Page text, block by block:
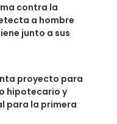
contra la
a hombre
junto a sus
proyecto para
hipotecario y
para la primera